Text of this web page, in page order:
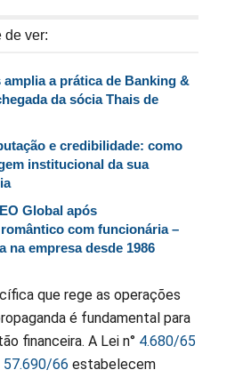
de ver:
amplia a prática de Banking &
da sócia Thais de
e credibilidade: como
institucional da sua
Global após
com funcionária –
na empresa desde 1986
que rege as operações
é fundamental para
financeira. A Lei n° 4.680/65
57.690/66 estabelecem